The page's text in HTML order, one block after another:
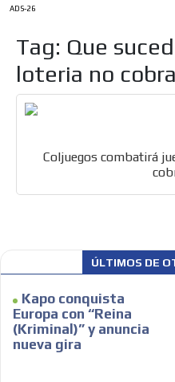
ADS-26
Tag: Que
loteria no
Coljuegos combatirá
ÚLTIMOS DE
Kapo conquista
Europa con “Reina
(Kriminal)” y anuncia
nueva gira